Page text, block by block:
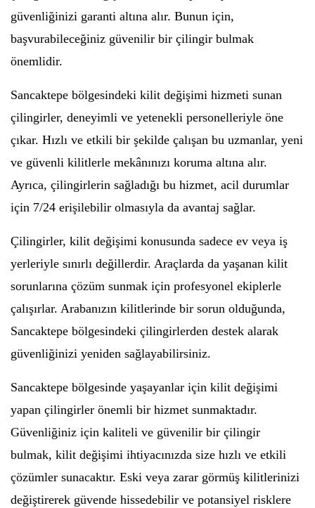
güvenliğinizi garanti altına alır. Bunun için,
başvurabileceğiniz güvenilir bir çilingir bulmak
önemlidir.
Sancaktepe bölgesindeki kilit değişimi hizmeti sunan
çilingirler, deneyimli ve yetenekli personelleriyle öne
çıkar. Hızlı ve etkili bir şekilde çalışan bu uzmanlar, yeni
ve güvenli kilitlerle mekânınızı koruma altına alır.
Ayrıca, çilingirlerin sağladığı bu hizmet, acil durumlar
için 7/24 erişilebilir olmasıyla da avantaj sağlar.
Çilingirler, kilit değişimi konusunda sadece ev veya iş
yerleriyle sınırlı değillerdir. Araçlarda da yaşanan kilit
sorunlarına çözüm sunmak için profesyonel ekiplerle
çalışırlar. Arabanızın kilitlerinde bir sorun olduğunda,
Sancaktepe bölgesindeki çilingirlerden destek alarak
güvenliğinizi yeniden sağlayabilirsiniz.
Sancaktepe bölgesinde yaşayanlar için kilit değişimi
yapan çilingirler önemli bir hizmet sunmaktadır.
Güvenliğiniz için kaliteli ve güvenilir bir çilingir
bulmak, kilit değişimi ihtiyacınızda size hızlı ve etkili
çözümler sunacaktır. Eski veya zarar görmüş kilitlerinizi
değiştirerek güvende hissedebilir ve potansiyel risklere